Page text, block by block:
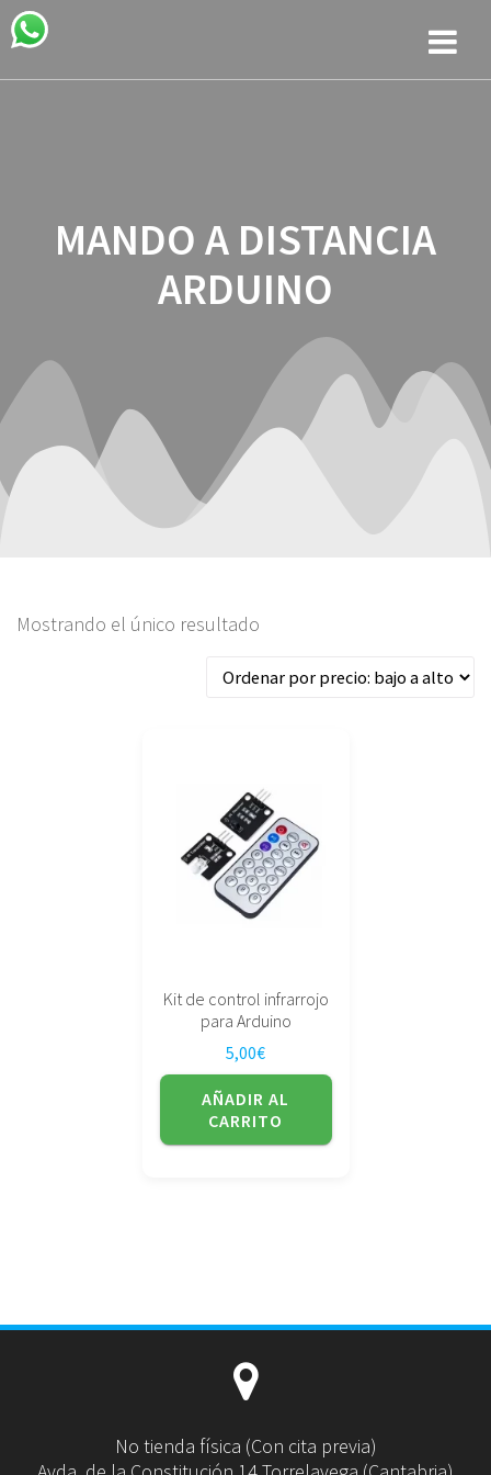
MANDO A DISTANCIA
ARDUINO
Mostrando el único resultado
Kit de control infrarrojo
para Arduino
5,00€
AÑADIR AL
CARRITO
No tienda física (Con cita previa)